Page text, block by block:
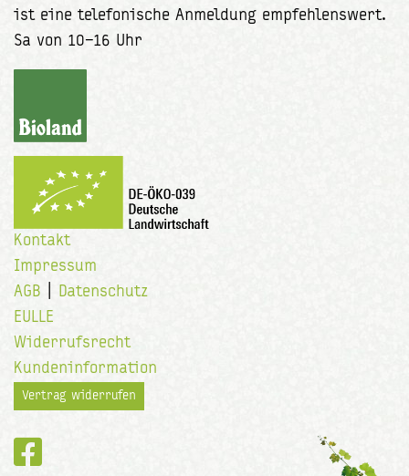
ist eine telefonische Anmeldung empfehlenswert.
Sa von 10–16 Uhr
Kontakt
Impressum
AGB
Datenschutz
EULLE
Widerrufsrecht
Kundeninformation
Vertrag widerrufen